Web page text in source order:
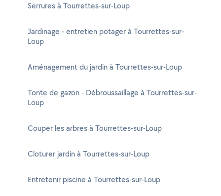
Serrures à Tourrettes-sur-Loup
Jardinage - entretien potager à Tourrettes-sur-
Loup
Aménagement du jardin à Tourrettes-sur-Loup
Tonte de gazon - Débroussaillage à Tourrettes-sur-
Loup
Couper les arbres à Tourrettes-sur-Loup
Cloturer jardin à Tourrettes-sur-Loup
Entretenir piscine à Tourrettes-sur-Loup